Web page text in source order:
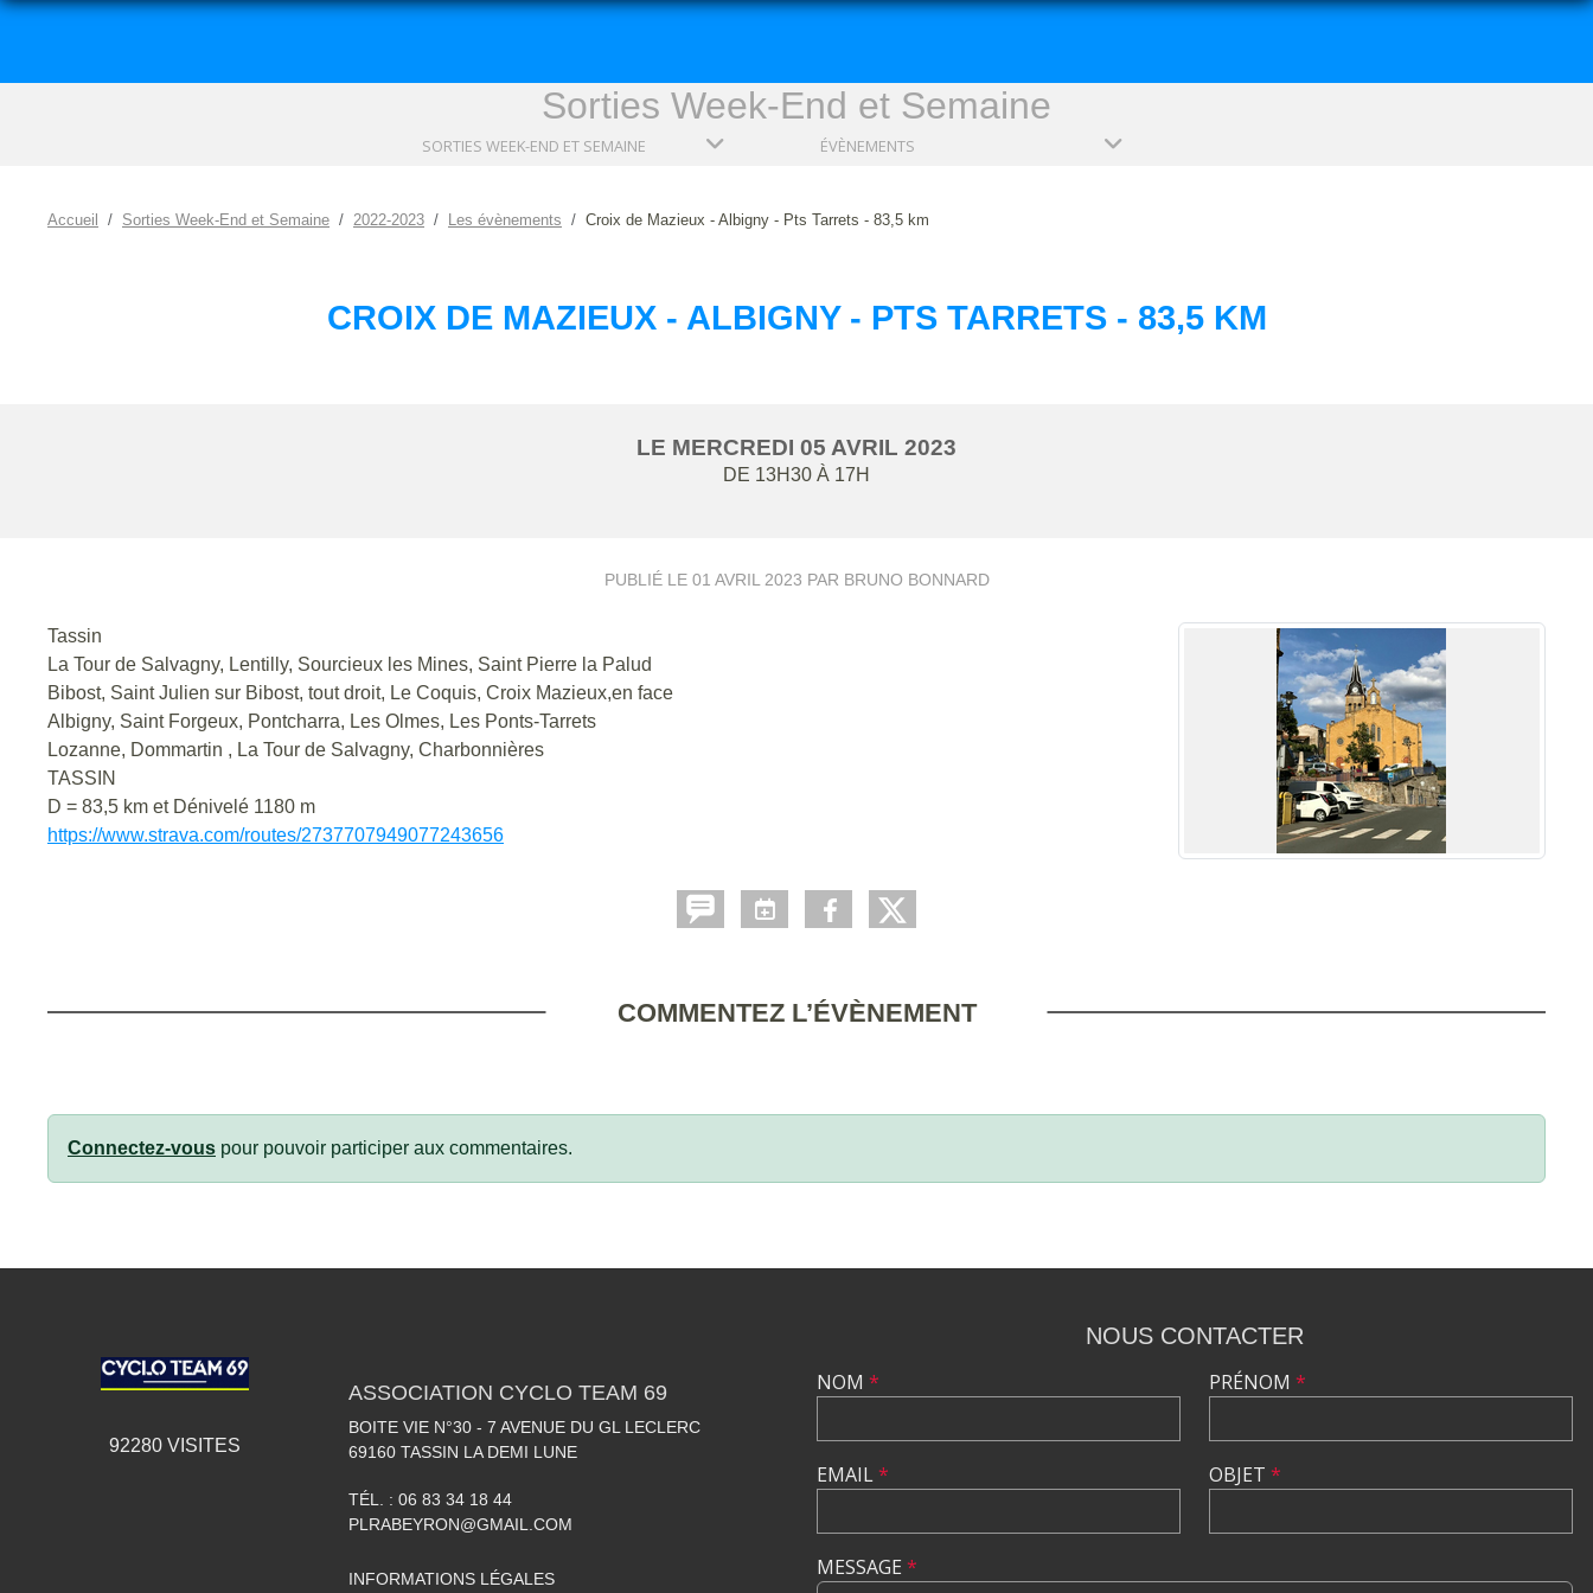
Sorties Week-End et Semaine
SORTIES WEEK-END ET SEMAINE ÉVÈNEMENTS
Accueil Sorties Week-End et Semaine 2022-2023 Les évènements Croix de Mazieux - Albigny - Pts Tarrets - 83,5 km
CROIX DE MAZIEUX - ALBIGNY - PTS TARRETS - 83,5 KM
LE MERCREDI 05 AVRIL 2023
DE 13H30 À 17H
PUBLIÉ LE 01 AVRIL 2023 PAR BRUNO BONNARD
Tassin
La Tour de Salvagny, Lentilly, Sourcieux les Mines, Saint Pierre la Palud
Bibost, Saint Julien sur Bibost, tout droit, Le Coquis, Croix Mazieux,en face
Albigny, Saint Forgeux, Pontcharra, Les Olmes, Les Ponts-Tarrets
Lozanne, Dommartin , La Tour de Salvagny, Charbonnières
TASSIN
D = 83,5 km et Dénivelé 1180 m
https://www.strava.com/routes/2737707949077243656
COMMENTEZ L’ÉVÈNEMENT
Connectez-vous pour pouvoir participer aux commentaires.
92280VISITES
ASSOCIATION CYCLO TEAM 69
BOITE VIE N°30 - 7 AVENUE DU GL LECLERC
69160 TASSIN LA DEMI LUNE
TÉL. : 06 83 34 18 44
PLRABEYRON@GMAIL.COM
INFORMATIONS LÉGALES
NOUS CONTACTER
NOM *
EMAIL*
PRÉNOM *
OBJET *
MESSAGE *